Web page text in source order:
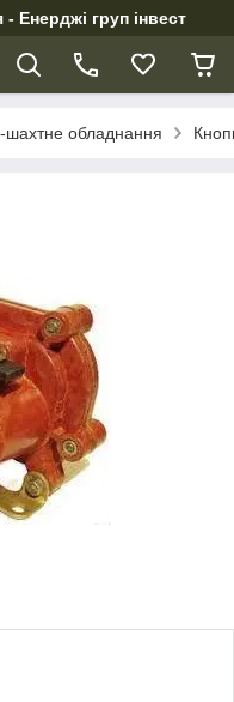
Енерджі груп інвест
шахтне обладнання